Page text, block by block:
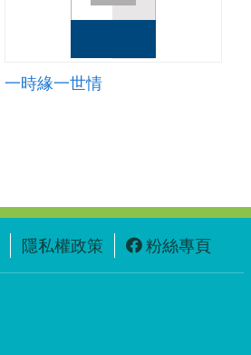
一時緣一世情
隱私權政策 粉絲專頁